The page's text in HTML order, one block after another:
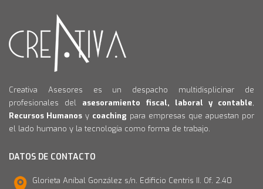
Creativa Asesores es un despacho multidisplicinar de
profesionales del asesoramiento fiscal, laboral y contable,
Recursos Humanos y coaching para empresas que apuestan por
el lado humano y la tecnología como forma de trabajo.
DATOS DE CONTACTO
Glorieta Aníbal González s/n. Edificio Centris II. Of. 2.40